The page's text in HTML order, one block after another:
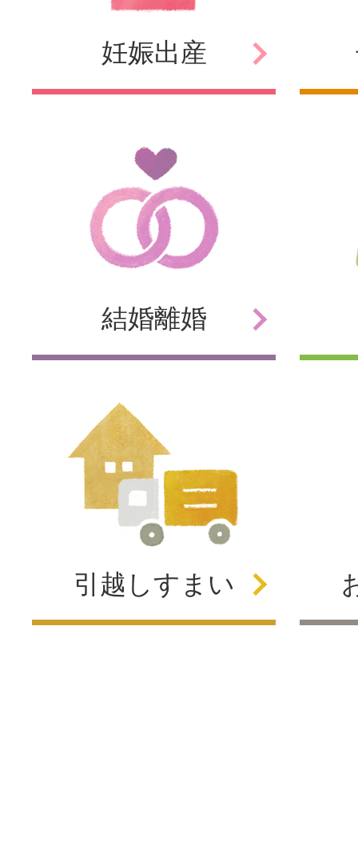
妊娠出産
結婚離婚
引越しすまい